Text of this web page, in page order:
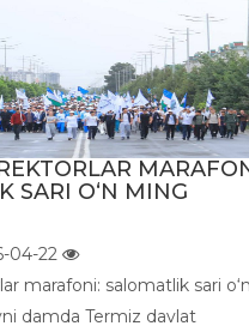
SARI O‘N MING
04-22
marafoni: salomatlik sari
damda Termiz davlat